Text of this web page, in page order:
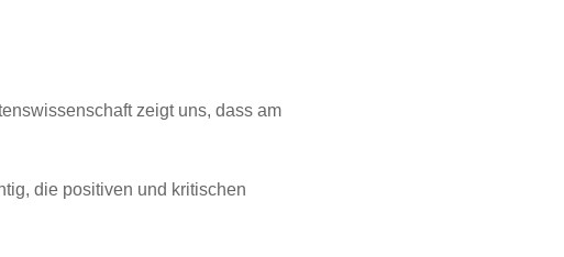
zeigt uns, dass am
die positiven und kritischen